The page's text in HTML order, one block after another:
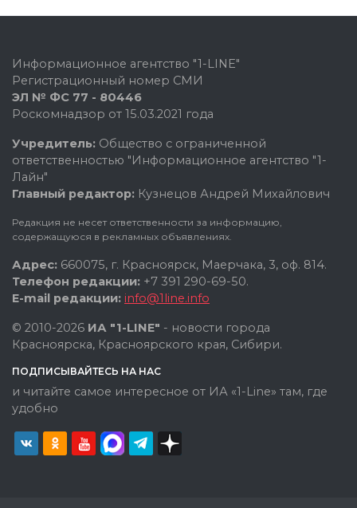
Информационное агентство "1-LINE"
Регистрационный номер СМИ
ЭЛ № ФС 77 - 80446
Роскомнадзор от 15.03.2021 года
Учредитель: Общество с ограниченной
ответственностью "Информационное агентство "1-
Лайн"
Главный редактор: Кузнецов Андрей Михайлович
Редакция не несет ответственности за информацию,
содержащуюся в рекламных объявлениях.
Адрес: 660075, г. Красноярск, Маерчака, 3, оф. 814.
Телефон редакции: +7 391 290-69-50.
E-mail редакции: info@1line.info
© 2010-2026 ИА "1-LINE" - новости города
Красноярска, Красноярского края, Сибири.
ПОДПИСЫВАЙТЕСЬ НА НАС
и читайте самое интересное от ИА «1-Line» там, где
удобно